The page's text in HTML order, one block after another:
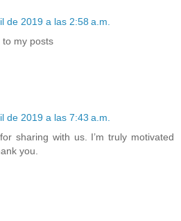
de 2019 a las 2:58 a.m.
my posts
de 2019 a las 7:43 a.m.
sharing with us. I’m truly motivated
you.